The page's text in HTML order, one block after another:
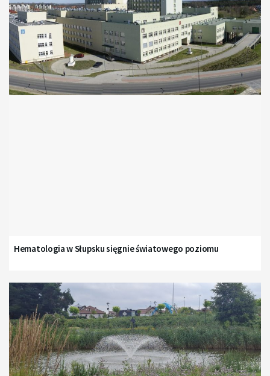
Hematologia w Słupsku sięgnie światowego poziomu